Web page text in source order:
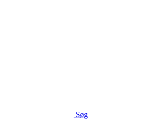
Søg